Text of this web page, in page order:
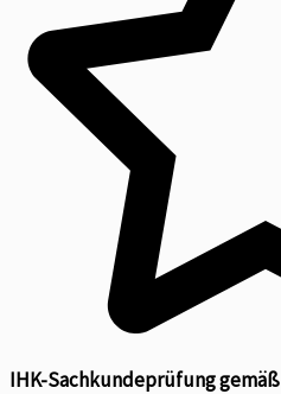
IHK-Sachkundeprüfung gemäß